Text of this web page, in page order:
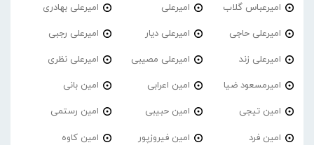
امیرعباس گلاب امیرعلی امیرعلی بهادری
امیرعلی حاجی امیرعلی دیار امیرعلی رجبی
امیرعلی زند امیرعلی مصیبی امیرعلی نظری
امیرمسعود ضیا امین اعرابی امین بانی
امین تیجی امین حبیبی امین رستمی
امین فرد امین فیروزپور امین کاوه